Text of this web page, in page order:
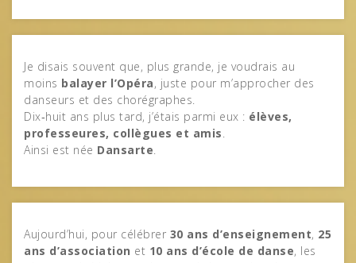
Je disais souvent que, plus grande, je voudrais au
moins balayer l’Opéra, juste pour m’approcher des
danseurs et des chorégraphes.
Dix‑huit ans plus tard, j’étais parmi eux : élèves,
professeures, collègues et amis
Ainsi est née Dansarte
Aujourd’hui, pour célébrer 30 ans d’enseignement, 25
ans d’association et 10 ans d’école de danse, les